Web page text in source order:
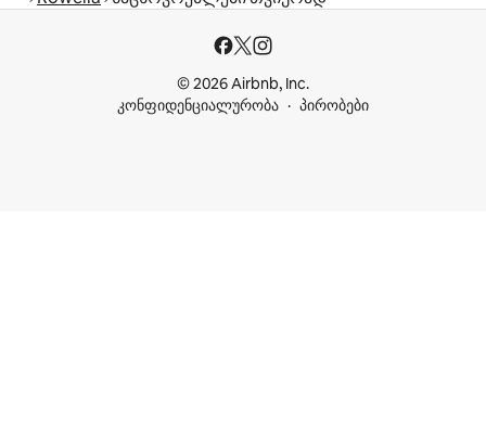
© 2026 Airbnb, Inc.
კონფიდენციალურობა
პირობები